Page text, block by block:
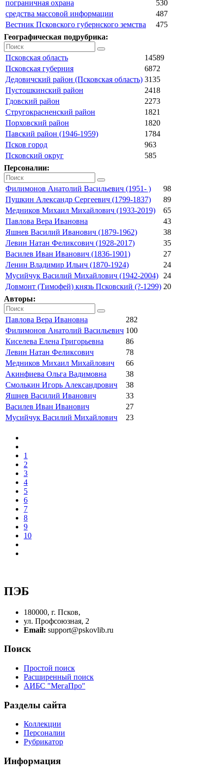
пограничная охрана
530
средства массовой информации
487
Вестник Псковского губернского земства
475
Географическая подрубрика:
Псковская область
14589
Псковская губерния
6872
Дедовичский район (Псковская область) 3135
Пустошкинский район
2418
Гдовский район
2273
Стругокрасненский район
1821
Порховский район
1820
Павский район (1946-1959)
1784
Псков город
963
Псковский округ
585
Персоналии:
Филимонов Анатолий Васильевич (1951- )
98
Пушкин Александр Сергеевич (1799-1837)
89
Медников Михаил Михайлович (1933-2019)
65
Павлова Вера Ивановна
43
Яшнев Василий Иванович (1879-1962)
38
Левин Натан Феликсович (1928-2017)
35
Василев Иван Иванович (1836-1901)
27
Ленин Владимир Ильич (1870-1924)
24
Мусийчук Василий Михайлович (1942-2004)
24
Довмонт (Тимофей) князь Псковский (?-1299) 20
Авторы:
Павлова Вера Ивановна
282
Филимонов Анатолий Васильевич 100
Киселева Елена Григорьевна
86
Левин Натан Феликсович
78
Медников Михаил Михайлович
66
Акинфиева Ольга Вадимовна
38
Смолькин Игорь Александрович
38
Яшнев Василий Иванович
33
Василев Иван Иванович
27
Мусийчук Василий Михайлович
23
1
2
3
4
5
6
7
8
9
10
ПЭБ
180000, г. Псков,
ул. Профсоюзная, 2
Email: support@pskovlib.ru
Поиск
Простой поиск
Расширенный поиск
АИБС "МегаПро"
Разделы сайта
Коллекции
Персоналии
Рубрикатор
Информация